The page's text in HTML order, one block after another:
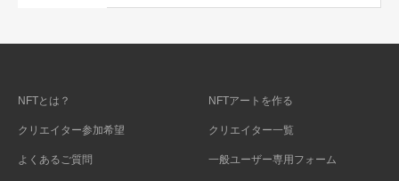
NFTとは？ NFTアートを作る
クリエイター参加希望 クリエイター一覧
よくあるご質問 一般ユーザー専用フォーム